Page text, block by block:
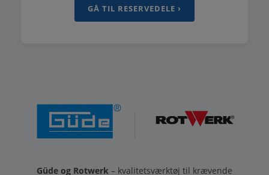
GÅ TIL RESERVEDELE ›
Güde og Rotwerk – kvalitetsværktøj til krævende